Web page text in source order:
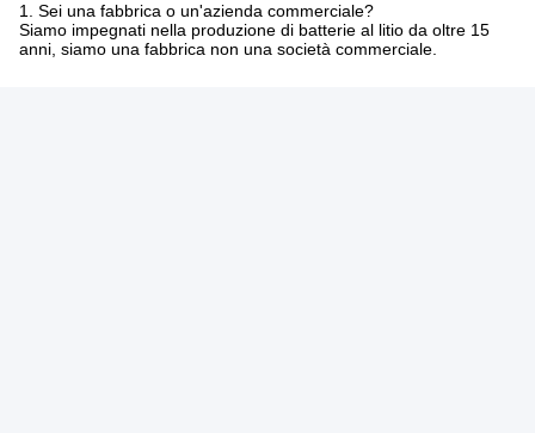
1. Sei una fabbrica o un'azienda commerciale?
Siamo impegnati nella produzione di batterie al litio da oltre 15
anni, siamo una fabbrica non una società commerciale.